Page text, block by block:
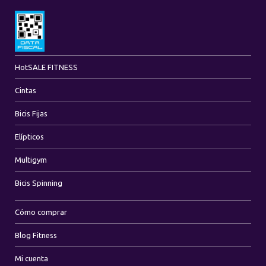
HotSALE FITNESS
Cintas
Bicis Fijas
Elípticos
Multigym
Bicis Spinning
Cómo comprar
Blog Fitness
Mi cuenta